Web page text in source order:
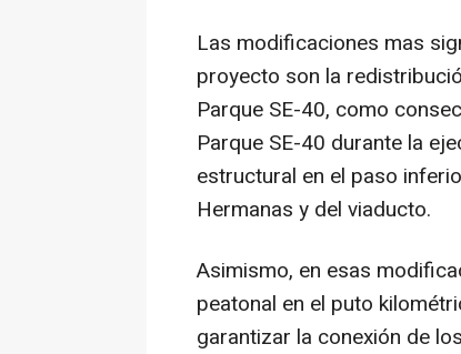
Las modificaciones mas
proyecto son la
Parque SE-40, como
Parque SE-40 durante la
estructural en el paso
Hermanas y del viaducto.
Asimismo, en esas
peatonal en el puto
garantizar la conexión de